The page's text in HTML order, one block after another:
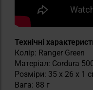
Технічні
Колір: Ranger Green
Матеріал: Cordura
Розміри: 35 x 26 x 1
Вага: 88 г